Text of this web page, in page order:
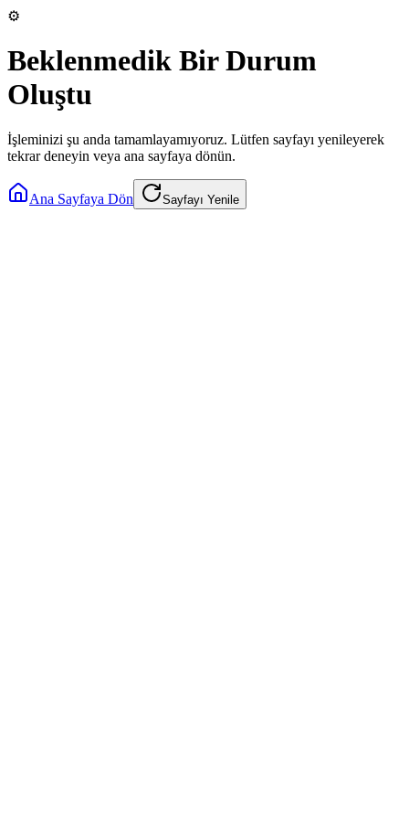
⚙️
Beklenmedik Bir Durum
Oluştu
İşleminizi şu anda tamamlayamıyoruz. Lütfen sayfayı yenileyerek
tekrar deneyin veya ana sayfaya dönün.
Ana Sayfaya Dön Sayfayı Yenile